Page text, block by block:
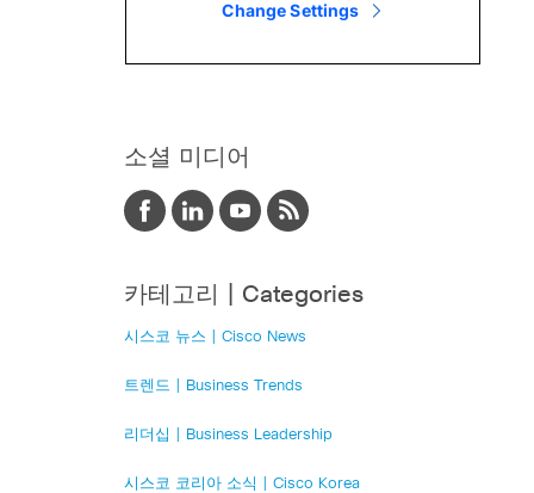
소셜 미디어
카테고리 | Categories
시스코 뉴스 | Cisco News
트렌드 | Business Trends
리더십 | Business Leadership
시스코 코리아 소식 | Cisco Korea